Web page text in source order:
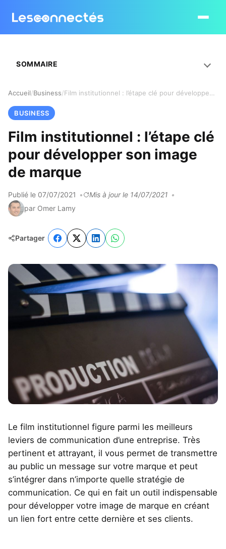
Ouvrir le
Accueil Business Film institutionnel : l’étape clé pour développer son image de marque
BUSINESS
Film institutionnel : l’étape clé
pour développer son image
de marque
Publié le 07/07/2021
Mis à jour le 14/07/2021
par Omer Lamy
Partager
Le film institutionnel figure parmi les meilleurs
leviers de communication d’une entreprise. Très
pertinent et attrayant, il vous permet de transmettre
au public un message sur votre marque et peut
s’intégrer dans n’importe quelle stratégie de
communication. Ce qui en fait un outil indispensable
pour développer votre image de marque en créant
un lien fort entre cette dernière et ses clients.
SOMMAIRE